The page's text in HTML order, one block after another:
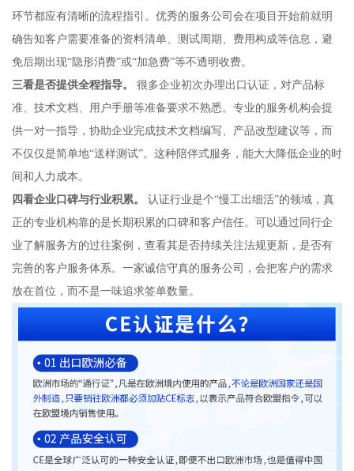
环节都应有清晰的流程指引。优秀的服务公司会在项目开始前就明
确告知客户需要准备的资料清单、测试周期、费用构成等信息，避
免后期出现“隐形消费”或“加急费”等不透明收费。
三看是否提供全程指导。
很多企业初次办理出口认证，对产品标
准、技术文档、用户手册等准备要求不熟悉。专业的服务机构会提
供一对一指导，协助企业完成技术文档编写、产品改型建议等，而
不仅仅是简单地“送样测试”。这种陪伴式服务，能大大降低企业的时
间和人力成本。
四看企业口碑与行业积累。
认证行业是个“慢工出细活”的领域，真
正的专业机构靠的是长期积累的口碑和客户信任。可以通过同行企
业了解服务方的过往案例，查看其是否持续关注法规更新，是否有
完善的客户服务体系。一家诚信守真的服务公司，会把客户的需求
放在首位，而不是一味追求签单数量。